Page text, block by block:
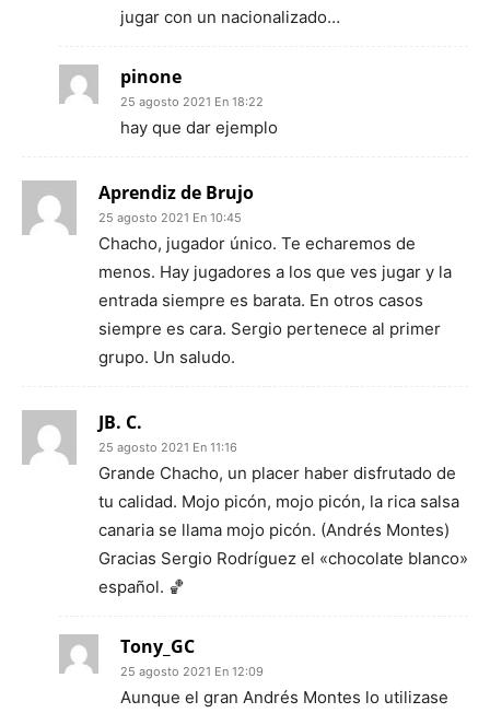
jugar con un nacionalizado…
pinone
25 agosto 2021 En 18:22
hay que dar ejemplo
Aprendiz de Brujo
25 agosto 2021 En 10:45
Chacho, jugador único. Te echaremos de
menos. Hay jugadores a los que ves jugar y la
entrada siempre es barata. En otros casos
siempre es cara. Sergio pertenece al primer
grupo. Un saludo.
JB. C.
25 agosto 2021 En 11:16
Grande Chacho, un placer haber disfrutado de
tu calidad. Mojo picón, mojo picón, la rica salsa
canaria se llama mojo picón. (Andrés Montes)
Gracias Sergio Rodríguez el «chocolate blanco»
español. 🏀
Tony_GC
25 agosto 2021 En 12:09
Aunque el gran Andrés Montes lo utilizase